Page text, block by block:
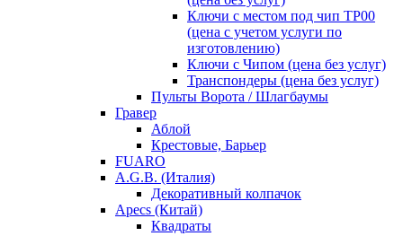
Ключи с местом под чип TP00
(цена с учетом услуги по
изготовлению)
Ключи с Чипом (цена без услуг)
Транспондеры (цена без услуг)
Пульты Ворота / Шлагбаумы
Гравер
Аблой
Крестовые, Барьер
FUARO
A.G.B. (Италия)
Декоративный колпачок
Apecs (Китай)
Квадраты